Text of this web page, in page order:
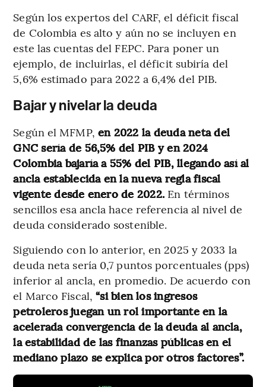
Según los expertos del CARF, el déficit fiscal
de Colombia es alto y aún no se incluyen en
este las cuentas del FEPC. Para poner un
ejemplo, de incluirlas, el déficit subiría del
5,6% estimado para 2022 a 6,4% del PIB.
Bajar y nivelar la deuda
Según el MFMP, en 2022 la deuda neta del
GNC sería de 56,5% del PIB y en 2024
Colombia bajaría a 55% del PIB, llegando así al
ancla establecida en la nueva regla fiscal
vigente desde enero de 2022. En términos
sencillos esa ancla hace referencia al nivel de
deuda considerado sostenible.
Siguiendo con lo anterior, en 2025 y 2033 la
deuda neta sería 0,7 puntos porcentuales (pps)
inferior al ancla, en promedio. De acuerdo con
el Marco Fiscal,“si bien los ingresos
petroleros juegan un rol importante en la
acelerada convergencia de la deuda al ancla,
la estabilidad de las finanzas públicas en el
mediano plazo se explica por otros factores”.